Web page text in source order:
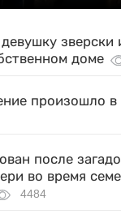
зверски
доме
произошло
после
во время
4484